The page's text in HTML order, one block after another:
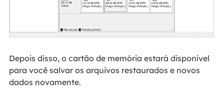
Depois disso, o cartão de memória estará disponível
para você salvar os arquivos restaurados e novos
dados novamente.